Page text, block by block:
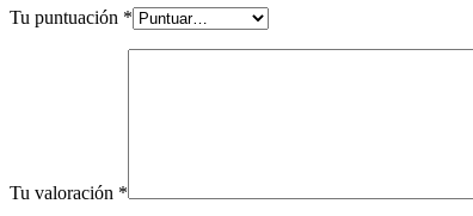
Tu puntuación *
Tu valoración *